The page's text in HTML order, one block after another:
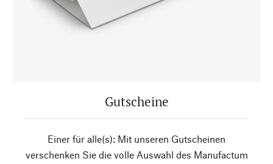
Gutscheine
Einer für alle(s): Mit unseren Gutscheinen
verschenken Sie die volle Auswahl des Manufactum